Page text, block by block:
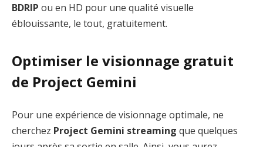
BDRIP ou en HD pour une qualité visuelle
éblouissante, le tout, gratuitement.
Optimiser le visionnage gratuit
de Project Gemini
Pour une expérience de visionnage optimale, ne
cherchez Project Gemini streaming que quelques